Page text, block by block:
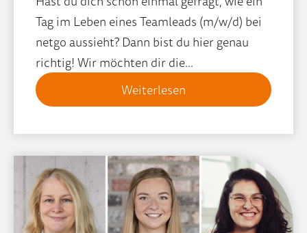
Tag im Leben eines Teamleads (m/w/d) bei
netgo aussieht? Dann bist du hier genau
richtig! Wir möchten dir die...
Weiterlesen